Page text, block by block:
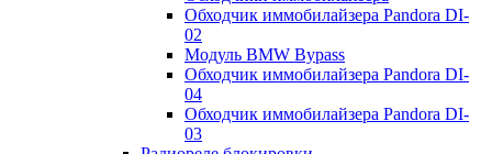
Обходчик иммобилайзера Pandora DI-
02
Модуль BMW Bypass
Обходчик иммобилайзера Pandora DI-
04
Обходчик иммобилайзера Pandora DI-
03